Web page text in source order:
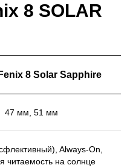
8 SOLAR
8 Solar Sapphire
47 мм, 51 мм
Always-On,
читаемость на солнце